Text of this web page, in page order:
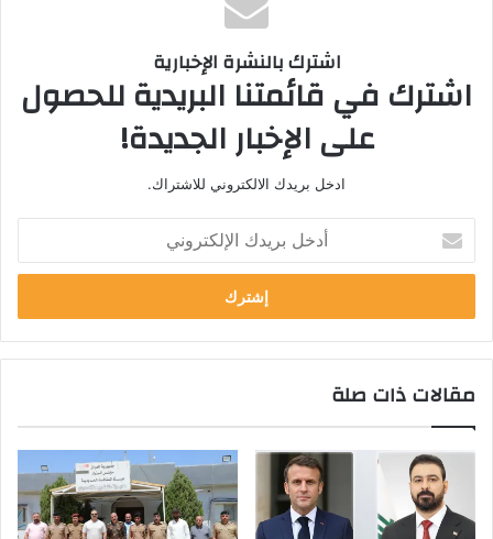
اشترك بالنشرة الإخبارية
اشترك في قائمتنا البريدية للحصول
على الإخبار الجديدة!
ادخل بريدك الالكتروني للاشتراك.
خ
ب
ر
د
ا
ك
مقالات ذات صلة